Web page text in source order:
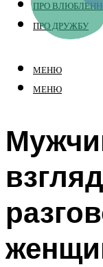
ПРО
ПРО ДРУЖБУ
МЕНЮ
МЕНЮ